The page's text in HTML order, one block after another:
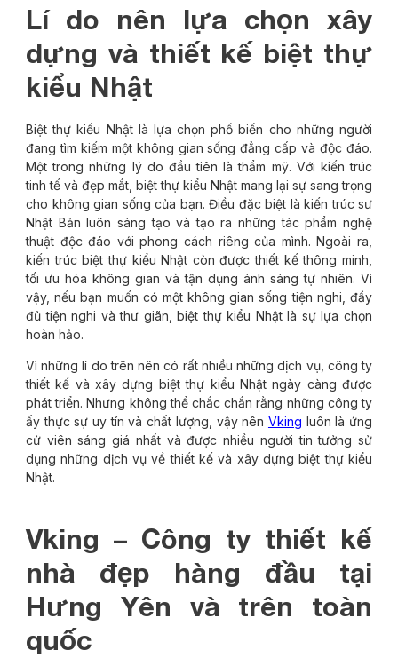
Lí do nên lựa chọn xây
dựng và thiết kế biệt thự
kiểu Nhật
Biệt thự kiểu Nhật là lựa chọn phổ biến cho những người
đang tìm kiếm một không gian sống đẳng cấp và độc đáo.
Một trong những lý do đầu tiên là thẩm mỹ. Với kiến trúc
tinh tế và đẹp mắt, biệt thự kiểu Nhật mang lại sự sang trọng
cho không gian sống của bạn. Điều đặc biệt là kiến trúc sư
Nhật Bản luôn sáng tạo và tạo ra những tác phẩm nghệ
thuật độc đáo với phong cách riêng của mình. Ngoài ra,
kiến trúc biệt thự kiểu Nhật còn được thiết kế thông minh,
tối ưu hóa không gian và tận dụng ánh sáng tự nhiên. Vì
vậy, nếu bạn muốn có một không gian sống tiện nghi, đầy
đủ tiện nghi và thư giãn, biệt thự kiểu Nhật là sự lựa chọn
hoàn hảo.
Vì những lí do trên nên có rất nhiều những dịch vụ, công ty
thiết kế và xây dựng biệt thự kiểu Nhật ngày càng được
phát triển. Nhưng không thể chắc chắn rằng những công ty
ấy thực sự uy tín và chất lượng, vậy nên Vking luôn là ứng
cử viên sáng giá nhất và được nhiều người tin tưởng sử
dụng những dịch vụ về thiết kế và xây dựng biệt thự kiểu
Nhật.
Vking – Công ty thiết kế
nhà đẹp hàng đầu tại
Hưng Yên và trên toàn
quốc